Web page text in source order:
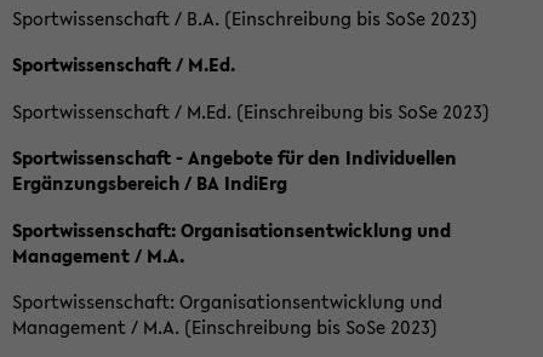
Sportwissenschaft / B.A. (Einschreibung bis SoSe 2023)
Sportwissenschaft / M.Ed.
Sportwissenschaft / M.Ed. (Einschreibung bis SoSe 2023)
Sportwissenschaft - Angebote für den Individuellen
Ergänzungsbereich / BA IndiErg
Sportwissenschaft: Organisationsentwicklung und
Management / M.A.
Sportwissenschaft: Organisationsentwicklung und
Management / M.A. (Einschreibung bis SoSe 2023)